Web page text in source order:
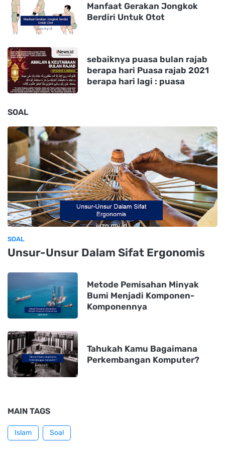
Manfaat Gerakan Jongkok
Berdiri Untuk Otot
sebaiknya puasa bulan rajab
berapa hari Puasa rajab 2021
berapa hari lagi : puasa
SOAL
SOAL
Unsur-Unsur Dalam Sifat Ergonomis
Metode Pemisahan Minyak
Bumi Menjadi Komponen-
Komponennya
Tahukah Kamu Bagaimana
Perkembangan Komputer?
MAIN TAGS
Islam Soal